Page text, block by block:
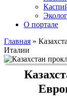
О портале
Главная »
Италии